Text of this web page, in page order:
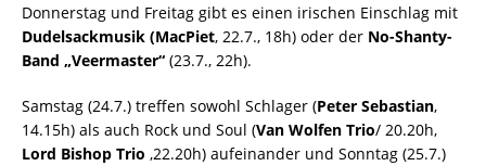
Donnerstag und Freitag gibt es einen irischen Einschlag mit
Dudelsackmusik (MacPiet, 22.7., 18h) oder der No-Shanty-
Band „Veermaster“ (23.7., 22h).
Samstag (24.7.) treffen sowohl Schlager (Peter Sebastian,
14.15h) als auch Rock und Soul (Van Wolfen Trio/ 20.20h,
Lord Bishop Trio ,22.20h) aufeinander und Sonntag (25.7.)